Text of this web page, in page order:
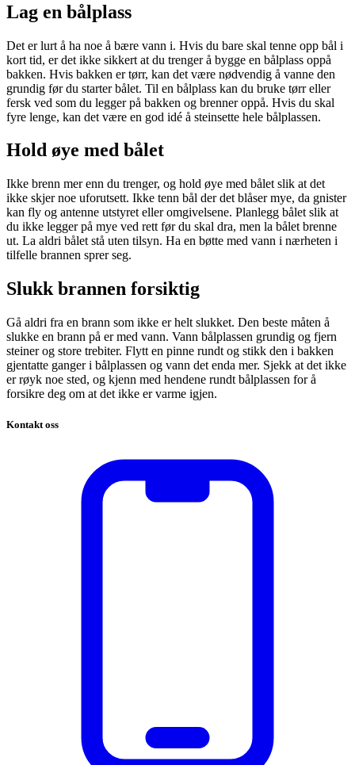
Lag en bålplass
Det er lurt å ha noe å bære vann i. Hvis du bare skal tenne opp bål i
kort tid, er det ikke sikkert at du trenger å bygge en bålplass oppå
bakken. Hvis bakken er tørr, kan det være nødvendig å vanne den
grundig før du starter bålet. Til en bålplass kan du bruke tørr eller
fersk ved som du legger på bakken og brenner oppå. Hvis du skal
fyre lenge, kan det være en god idé å steinsette hele bålplassen.
Hold øye med bålet
Ikke brenn mer enn du trenger, og hold øye med bålet slik at det
ikke skjer noe uforutsett. Ikke tenn bål der det blåser mye, da gnister
kan fly og antenne utstyret eller omgivelsene. Planlegg bålet slik at
du ikke legger på mye ved rett før du skal dra, men la bålet brenne
ut. La aldri bålet stå uten tilsyn. Ha en bøtte med vann i nærheten i
tilfelle brannen sprer seg.
Slukk brannen forsiktig
Gå aldri fra en brann som ikke er helt slukket. Den beste måten å
slukke en brann på er med vann. Vann bålplassen grundig og fjern
steiner og store trebiter. Flytt en pinne rundt og stikk den i bakken
gjentatte ganger i bålplassen og vann det enda mer. Sjekk at det ikke
er røyk noe sted, og kjenn med hendene rundt bålplassen for å
forsikre deg om at det ikke er varme igjen.
Kontakt oss